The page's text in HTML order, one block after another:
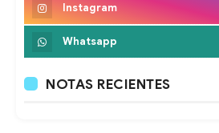
Instagram
Whatsapp
NOTAS RECIENTES